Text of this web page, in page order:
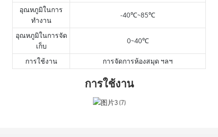
อุณหภูมิในการ
ทำงาน
-40℃~85℃
อุณหภูมิในการจัด
เก็บ
0~40℃
การใช้งาน การจัดการห้องสมุด ฯลฯ
การใช้งาน